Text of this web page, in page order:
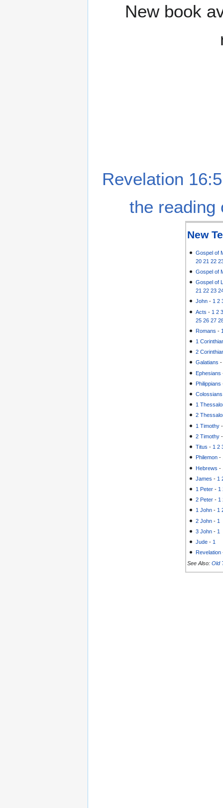
New book
Revelation
the reading
New
Gospel of
20 21 22
Gospel of
Gospel of
21 22 23
John -1 2
Acts - 1 2
25 26 27
Romans -
1
2
Galatians
Ephesians
Philippians
Colossians
1
2
1 Timothy
2 Timothy
Titus - 1 2
Philemon -
Hebrews -
James - 1
1 Peter - 1
2 Peter - 1
1 John - 1
2 John - 1
3 John - 1
Jude - 1
Revelation
See Also: Old